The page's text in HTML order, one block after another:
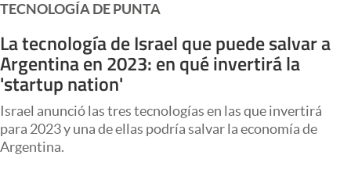
Mercados Online
Negocios
Columnistas
Apertura
TECNOLOGÍA DE PUNTA
La tecnología de Israel que puede salvar a
Argentina en 2023: en qué invertirá la
'startup nation'
Israel anunció las tres tecnologías en las que invertirá
para 2023 y una de ellas podría salvar la economía de
Argentina.